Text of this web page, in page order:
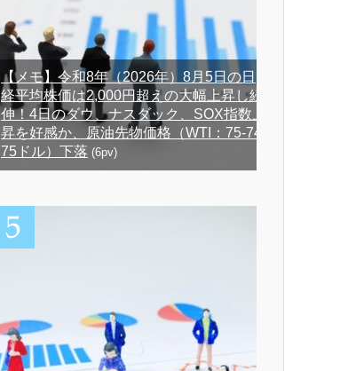
【メモ】令和8年（2026年）8月5日の日
経平均株価は2,000円超えの大幅上昇し続
伸！4日のダウ、ナスダック、SOX指数上
昇を好感か、原油先物価格（WTI：75-74-
75ドル）下落 (6pv)